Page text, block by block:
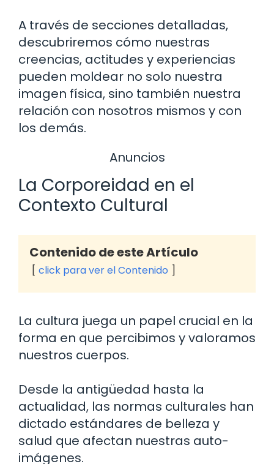
A través de secciones detalladas,
descubriremos cómo nuestras
creencias, actitudes y experiencias
pueden moldear no solo nuestra
imagen física, sino también nuestra
relación con nosotros mismos y con
los demás.
Anuncios
La Corporeidad en el
Contexto Cultural
Contenido de este Artículo
click para ver el Contenido
La cultura juega un papel crucial en la
forma en que percibimos y valoramos
nuestros cuerpos.
Desde la antigüedad hasta la
actualidad, las normas culturales han
dictado estándares de belleza y
salud que afectan nuestras auto-
imágenes.